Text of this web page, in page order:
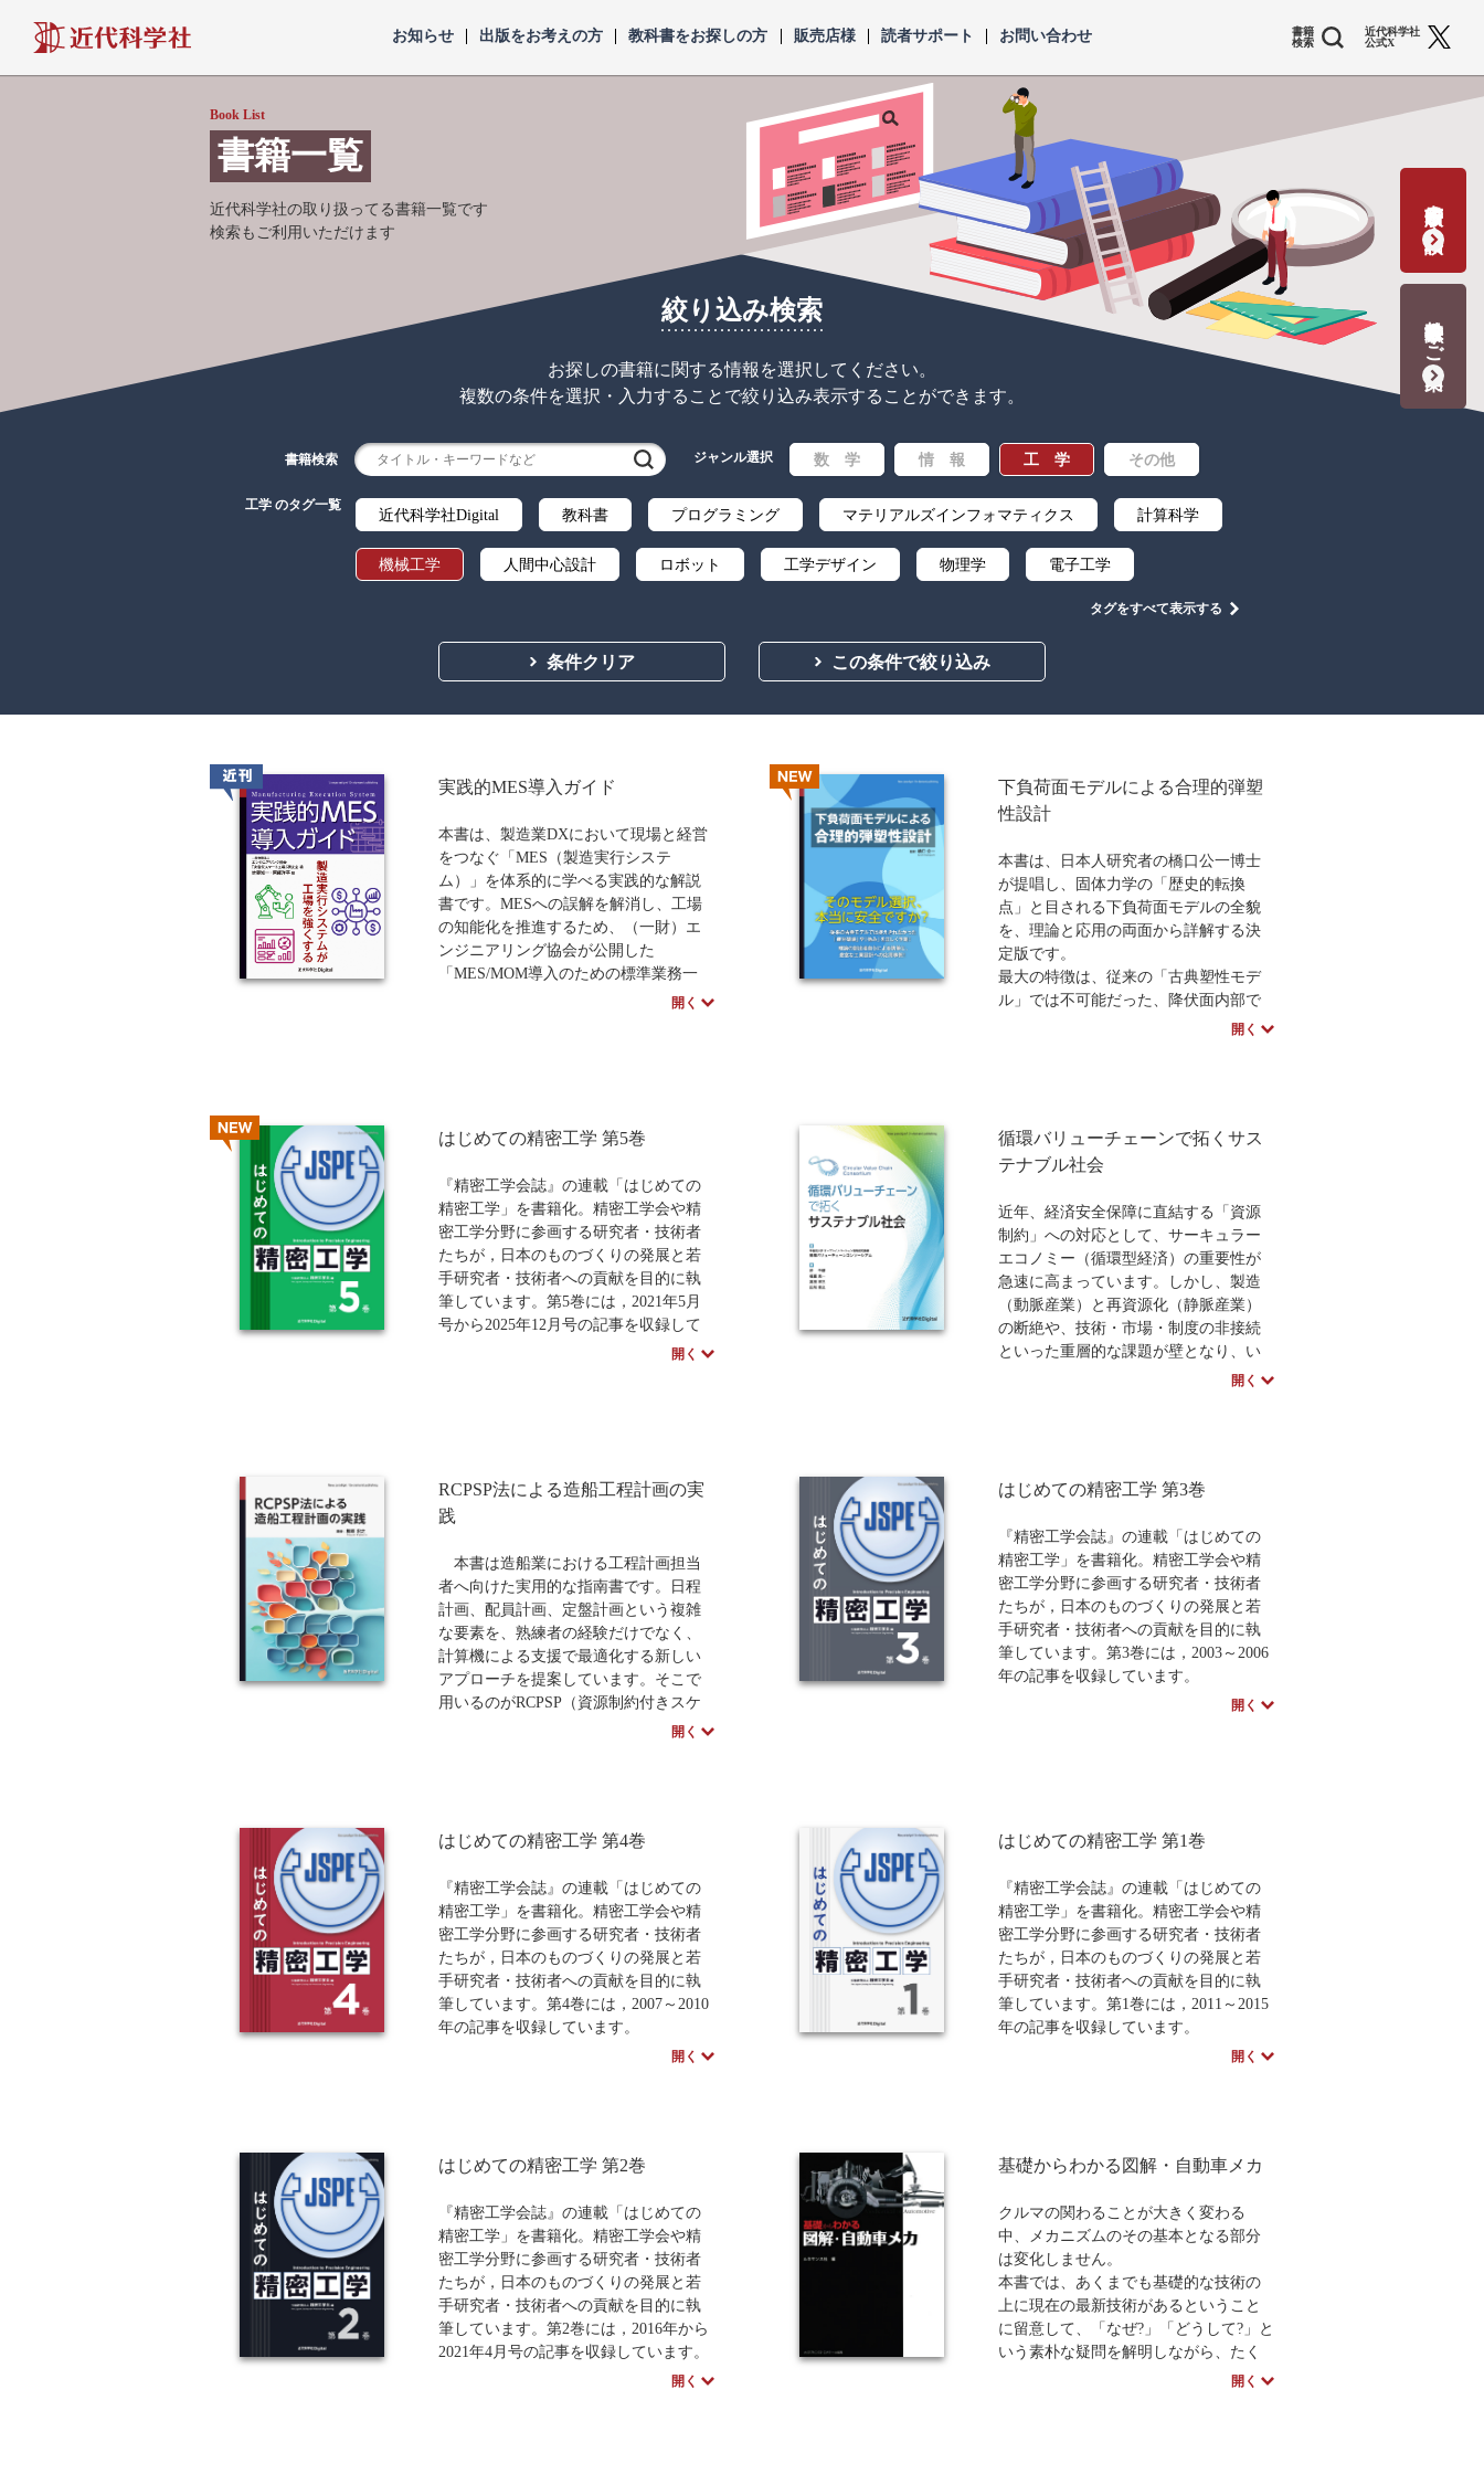
近代科学社
書籍
検索
お知らせ 出版をお考えの方 教科書をお探しの方 販売店様 読者サポート お問い合わせ
近代科学社
公式X
Book List
書籍一覧
近代科学社の取り扱ってる書籍一覧です
検索もご利用いただけます
絞り込み検索
お探しの書籍に関する情報を選択してください。
複数の条件を選択・入力することで絞り込み表示することができます。
書籍検索 検索
ジャンル選択 数 学 情 報 工 学 その他
工学 のタグ一覧
近代科学社Digital 教科書 プログラミング マテリアルズインフォマティクス 計算科学
機械工学 人間中心設計 ロボット 工学デザイン 物理学 電子工学
タグをすべて表示する
条件クリア この条件で絞り込み
近刊
実践的MES導入ガイド
本書は、製造業DXにおいて現場と経営
をつなぐ「MES（製造実行システ
ム）」を体系的に学べる実践的な解説
書です。MESへの誤解を解消し、工場
の知能化を推進するため、（一財）エ
ンジニアリング協会が公開した
「MES/MOM導入のための標準業務一
革を加速させるために役立つ一冊で
発売日、価格など予告なく変更する場
合がございます。
開く
NEW
下負荷面モデルによる合理的弾塑
性設計
本書は、日本人研究者の橋口公一博士
が提唱し、固体力学の「歴史的転換
点」と目される下負荷面モデルの全貌
を、理論と応用の両面から詳解する決
定版です。
最大の特徴は、従来の「古典塑性モデ
ル」では不可能だった、降伏面内部で
の塑性変形や繰り返し負荷による変形
象の高度な解析が可能となります。
理論編に加え、市販ソフトウェアでの
究者と商用ソフト企業の技術者が結集
し、「危険設計」を打破して安全・安
心な設計開発を実現するための最先端
知見を提示します。
開く
NEW
はじめての精密工学 第5巻
『精密工学会誌』の連載「はじめての
精密工学」を書籍化。精密工学会や精
密工学分野に参画する研究者・技術者
たちが，日本のものづくりの発展と若
手研究者・技術者への貢献を目的に執
筆しています。第5巻には，2021年5月
号から2025年12月号の記事を収録して
開く
循環バリューチェーンで拓くサス
テナブル社会
近年、経済安全保障に直結する「資源
制約」への対応として、サーキュラー
エコノミー（循環型経済）の重要性が
急速に高まっています。しかし、製造
（動脈産業）と再資源化（静脈産業）
の断絶や、技術・市場・制度の非接続
といった重層的な課題が壁となり、い
まだ多くの産業が従来のリニア経済か
通じて、その突破口を解き明かす一冊
のコラムも多数収録しています。
開く
RCPSP法による造船工程計画の実
践
本書は造船業における工程計画担当
者へ向けた実用的な指南書です。日程
計画、配員計画、定盤計画という複雑
な要素を、熟練者の経験だけでなく、
計算機による支援で最適化する新しい
アプローチを提案しています。そこで
用いるのがRCPSP（資源制約付きスケ
ジューリング問題）という手法で、造
用計画ツール「工程's オラリオ」と、求
します。第4章では定盤計画、同時計
画、逐次計画の基礎を解説し、第5章と
第6章では、実際の造船所の協力を得て
検討した実問題の解決事例を紹介しま
す。計画業務の効率化と最適化を実現
するための、新たな道筋を示した専門
書です。
開く
はじめての精密工学 第3巻
『精密工学会誌』の連載「はじめての
精密工学」を書籍化。精密工学会や精
密工学分野に参画する研究者・技術者
たちが，日本のものづくりの発展と若
手研究者・技術者への貢献を目的に執
筆しています。第3巻には，2003～2006
年の記事を収録しています。
（第4巻には，2007年から2010年の記事
開く
はじめての精密工学 第4巻
『精密工学会誌』の連載「はじめての
精密工学」を書籍化。精密工学会や精
密工学分野に参画する研究者・技術者
たちが，日本のものづくりの発展と若
手研究者・技術者への貢献を目的に執
筆しています。第4巻には，2007～2010
年の記事を収録しています。
（第3巻には，2003年から2006年の記事
開く
はじめての精密工学 第1巻
『精密工学会誌』の連載「はじめての
精密工学」を書籍化。精密工学会や精
密工学分野に参画する研究者・技術者
たちが，日本のものづくりの発展と若
手研究者・技術者への貢献を目的に執
筆しています。第1巻には，2011～2015
年の記事を収録しています。
（第2巻には，2016年から2021年4月号
もご注文いただけます。受注生産とな
ほどかかります。
開く
はじめての精密工学 第2巻
『精密工学会誌』の連載「はじめての
精密工学」を書籍化。精密工学会や精
密工学分野に参画する研究者・技術者
たちが，日本のものづくりの発展と若
手研究者・技術者への貢献を目的に執
筆しています。第2巻には，2016年から
2021年4月号の記事を収録しています。
（第1巻には，2011～2015年の記事を収
開く
基礎からわかる図解・自動車メカ
クルマの関わることが大きく変わる
中、メカニズムのその基本となる部分
は変化しません。
本書では、あくまでも基礎的な技術の
上に現在の最新技術があるということ
に留意して、「なぜ?」「どうして?」と
いう素朴な疑問を解明しながら、たく
さんの図解によってわかりやすく「自
開く
書籍出版の応募・相談
教科書献本のご案内